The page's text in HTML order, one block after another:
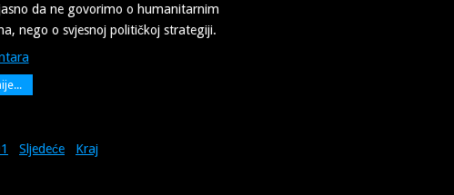
da ne govorimo o humanitarnim
nego o svjesnoj političkoj strategiji.
Sljedeće Kraj